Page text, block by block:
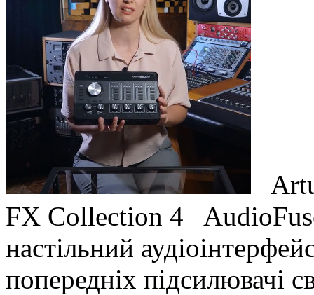
FX Collection 4
настільний
попередніх підсилювачі